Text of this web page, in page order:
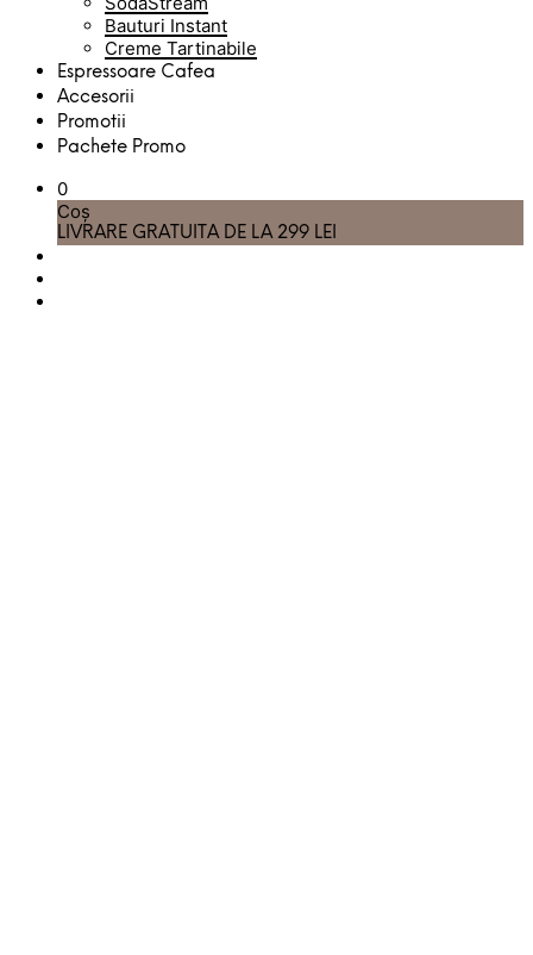
Bauturi Instant
Creme Tartinabile
Espressoare Cafea
Accesorii
Promotii
Pachete Promo
0
Coș
LIVRARE GRATUITA DE LA 299 LEI